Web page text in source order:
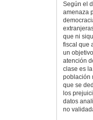
Según el
amenaza
que ni
fiscal que
un
atención
clase es
población
que se
los
datos
no